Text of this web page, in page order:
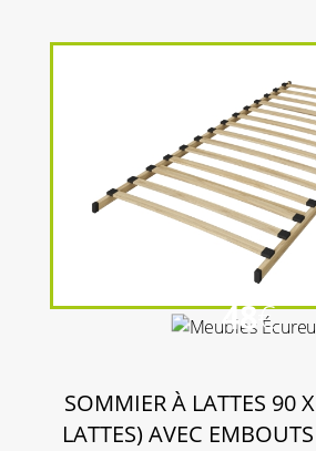
48€
SOMMIER À LATTES 90
LATTES) AVEC